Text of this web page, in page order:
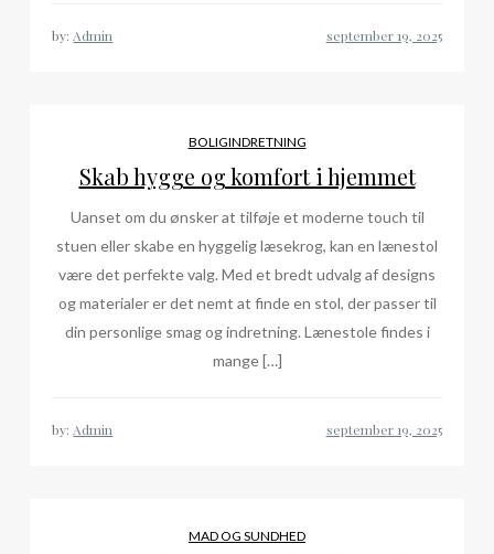
by: Admin
BOLIGINDRETNING
Skab hygge og komfort i hjemmet
Uanset om du ønsker at tilføje et moderne touch til
stuen eller skabe en hyggelig læsekrog, kan en lænestol
være det perfekte valg. Med et bredt udvalg af designs
og materialer er det nemt at finde en stol, der passer til
din personlige smag og indretning. Lænestole findes i
mange […]
by: Admin
MAD OG SUNDHED